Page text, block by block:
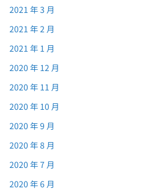
2021 年 3 月
2021 年 2 月
2021 年 1 月
2020 年 12 月
2020 年 11 月
2020 年 10 月
2020 年 9 月
2020 年 8 月
2020 年 7 月
2020 年 6 月